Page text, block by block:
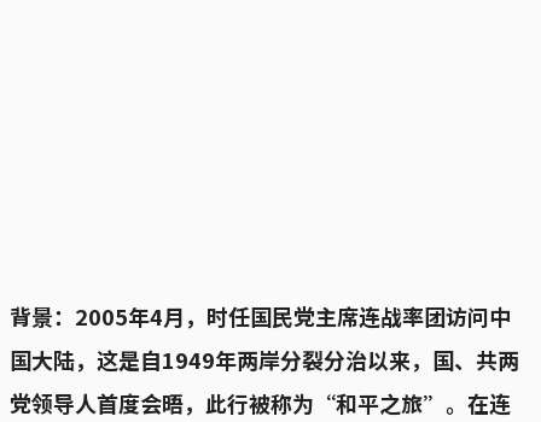
背景：2005年4月，时任国民党主席连战率团访问中
国大陆，这是自1949年两岸分裂分治以来，国、共两
党领导人首度会晤，此行被称为“和平之旅”。在连